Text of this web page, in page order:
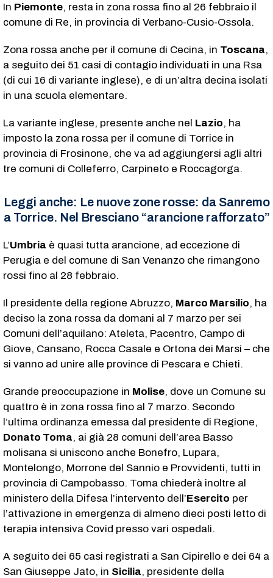
In Piemonte, resta in zona rossa fino al 26 febbraio il
comune di Re, in provincia di Verbano-Cusio-Ossola.
Zona rossa anche per il comune di Cecina, in Toscana,
a seguito dei 51 casi di contagio individuati in una Rsa
(di cui 16 di variante inglese), e di un’altra decina isolati
in una scuola elementare.
La variante inglese, presente anche nel Lazio, ha
imposto la zona rossa per il comune di Torrice in
provincia di Frosinone, che va ad aggiungersi agli altri
tre comuni di Colleferro, Carpineto e Roccagorga.
Leggi anche: Le nuove zone rosse: da Sanremo
a Torrice. Nel Bresciano “arancione rafforzato”
L’Umbria è quasi tutta arancione, ad eccezione di
Perugia e del comune di San Venanzo che rimangono
rossi fino al 28 febbraio.
Il presidente della regione Abruzzo, Marco Marsilio, ha
deciso la zona rossa da domani al 7 marzo per sei
Comuni dell’aquilano: Ateleta, Pacentro, Campo di
Giove, Cansano, Rocca Casale e Ortona dei Marsi – che
si vanno ad unire alle province di Pescara e Chieti.
Grande preoccupazione in Molise, dove un Comune su
quattro è in zona rossa fino al 7 marzo. Secondo
l’ultima ordinanza emessa dal presidente di Regione,
Donato Toma, ai già 28 comuni dell’area Basso
molisana si uniscono anche Bonefro, Lupara,
Montelongo, Morrone del Sannio e Provvidenti, tutti in
provincia di Campobasso. Toma chiederà inoltre al
ministero della Difesa l’intervento dell’Esercito per
l’attivazione in emergenza di almeno dieci posti letto di
terapia intensiva Covid presso vari ospedali.
A seguito dei 65 casi registrati a San Cipirello e dei 64 a
San Giuseppe Jato, in Sicilia, presidente della